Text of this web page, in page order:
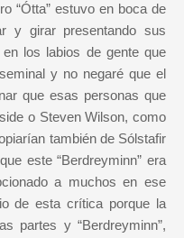
“Ótta” estuvo en boca de
y girar presentando sus
los labios de gente que
y no negaré que el
que esas personas que
o Steven Wilson, como
también de Sólstafir
este “Berdreyminn” era
a muchos en ese
de esta crítica porque la
partes y “Berdreyminn”,